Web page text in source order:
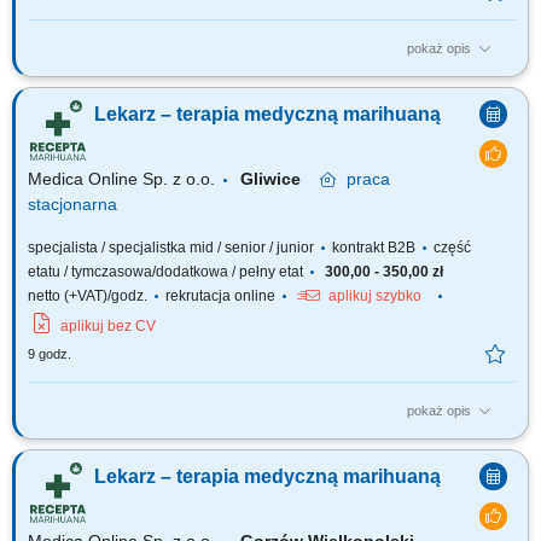
pokaż opis
Zapraszamy do współpracy z naszą firmą specjalizującą się w medycznej
marihuanie, działającej stacjonarnie. Poszukujemy doświadczonych
lekarzy i lekarek różnych specjalizacji, którzy są otwarci na rozwój oraz
poszerzanie wiedzy, aby dołączyć do naszego zespołu jako tzn. Lekarz...
Lekarz – terapia medyczną marihuaną
Medica Online Sp. z o.o. Gliwice
praca
stacjonarna
specjalista / specjalistka mid / senior / junior kontrakt B2B
część
etatu / tymczasowa/dodatkowa / pełny etat
300,00 - 350,00 zł
netto (+VAT)/godz.
rekrutacja online
aplikuj szybko
aplikuj bez CV
9 godz.
pokaż opis
Zapraszamy do współpracy z naszą firmą specjalizującą się w medycznej
marihuanie, działającej stacjonarnie. Poszukujemy doświadczonych
lekarzy i lekarek różnych specjalizacji, którzy są otwarci na rozwój oraz
poszerzanie wiedzy, aby dołączyć do naszego zespołu jako tzn. Lekarz...
Lekarz – terapia medyczną marihuaną